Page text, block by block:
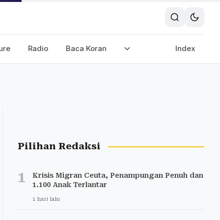
Radio Baca Koran Index
Pilihan Redaksi
1
Krisis Migran Ceuta, Penampungan Penuh dan
1.100 Anak Terlantar
1 hari lalu